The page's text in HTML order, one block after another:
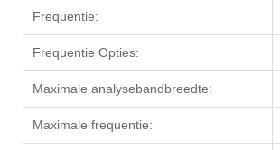
Frequentie:
Frequentie Opties:
Maximale analysebandbreedte:
Maximale frequentie: